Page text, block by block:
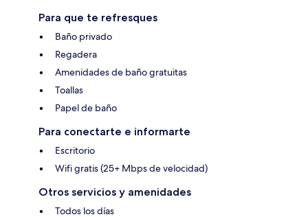
Para que te refresques
Baño privado
Regadera
Amenidades de baño gratuitas
Toallas
Papel de baño
Para conectarte e informarte
Escritorio
Wifi gratis (25+ Mbps de velocidad)
Otros servicios y amenidades
Todos los días